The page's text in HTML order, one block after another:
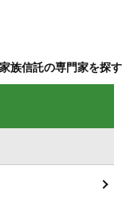
族信託の専門家を探す